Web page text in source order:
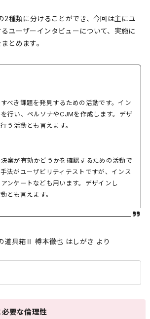
2種類に分けることができ、今回は主にユ
ユーザーインタビューについて、実施に
とめます。
べき課題を発見するための活動です。イン
行い、ペルソナやCJMを作成します。デザ
う活動とも言えます。
案が有効かどうかを確認するための活動で
法がユーザビリティテストですが、インス
ンケートなども用います。デザインし
とも言えます。
道具箱Ⅱ 樽本徹也 はしがき より
要な倫理性